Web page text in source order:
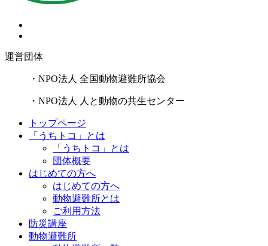
運営団体
・NPO法人 全国動物避難所協会
・NPO法人 人と動物の共生センター
トップページ
「うちトコ」とは
「うちトコ」とは
団体概要
はじめての方へ
はじめての方へ
動物避難所とは
ご利用方法
防災講座
動物避難所